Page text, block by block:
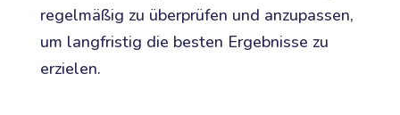
regelmäßig zu überprüfen und anzupassen,
um langfristig die besten Ergebnisse zu
erzielen.